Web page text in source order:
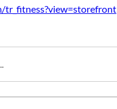
tr_fitness?view=storefront